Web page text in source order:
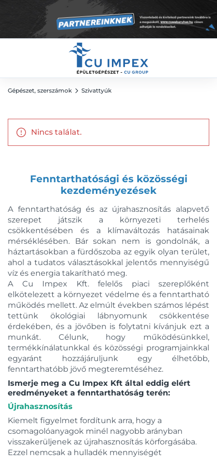
Gépészet, szerszámok Szivattyúk
Nincs találat.
Fenntarthatósági és közösségi
kezdeményezések
A fenntarthatóság és az újrahasznosítás alapvető
szerepet játszik a környezeti terhelés
csökkentésében és a klímaváltozás hatásainak
mérséklésében. Bár sokan nem is gondolnák, a
háztartásokban a fürdőszoba az egyik olyan terület,
ahol a tudatos választásokkal jelentős mennyiségű
víz és energia takarítható meg.
A Cu Impex Kft. felelős piaci szereplőként
elkötelezett a környezet védelme és a fenntartható
működés mellett. Az elmúlt években számos lépést
tettünk ökológiai lábnyomunk csökkentése
érdekében, és a jövőben is folytatni kívánjuk ezt a
munkát. Célunk, hogy működésünkkel,
termékkínálatunkkal és közösségi programjainkkal
egyaránt hozzájáruljunk egy élhetőbb,
fenntarthatóbb jövő megteremtéséhez.
Ismerje meg a Cu Impex Kft által eddig elért
eredményeket a fenntarthatóság terén:
Újrahasznosítás
Kiemelt figyelmet fordítunk arra, hogy a
csomagolóanyagok minél nagyobb arányban
visszakerüljenek az újrahasznosítás körforgásába.
Ezzel nemcsak a hulladék mennyiségét